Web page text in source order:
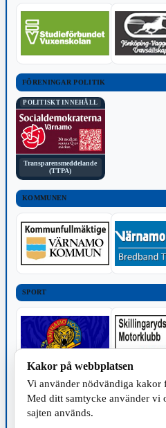
FÖRENINGAR POLITIK
POLITISKT INNEHÅLL
Transparensmeddelande
(TTPA)
KOMMUNEN
SPORT
TILLVERKNING
Kakor på webbplatsen
Vi använder nödvändiga kakor
Med ditt samtycke använder vi
sajten används.